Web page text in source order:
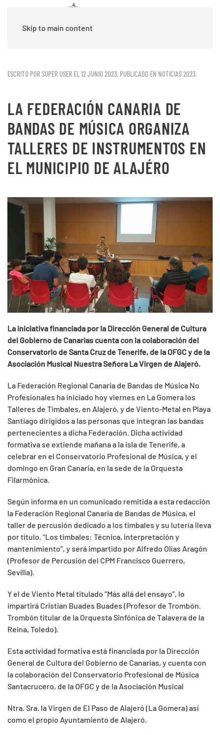
Skip to main content
ESCRITO POR SUPER USER EL12 JUNIO 2023. PUBLICADO EN NOTICIAS 2023.
LA FEDERACIÓN CANARIA DE
BANDAS DE MÚSICA ORGANIZA
TALLERES DE INSTRUMENTOS EN
EL MUNICIPIO DE ALAJÉRO
La iniciativa financiada por la Dirección General de Cultura
del Gobierno de Canarias cuenta con la colaboración del
Conservatorio de Santa Cruz de Tenerife, de la OFGC y de la
Asociación Musical Nuestra Señora La Virgen de Alajeró.
La Federación Regional Canaria de Bandas de Música No
Profesionales ha iniciado hoy viernes en La Gomera los
Talleres de Timbales, en Alajeró, y de Viento-Metal en Playa
Santiago dirigidos a las personas que integran las bandas
pertenecientes a dicha Federación. Dicha actividad
formativa se extiende mañana a la isla de Tenerife, a
celebrar en el Conservatorio Profesional de Música, y el
domingo en Gran Canaria, en la sede de la Orquesta
Filarmónica.
Según informa en un comunicado remitida a esta redacción
la Federación Regional Canaria de Bandas de Música, el
taller de percusión dedicado a los timbales y su lutería lleva
por título. “Los timbales: Técnica, interpretación y
mantenimiento”, y será impartido por Alfredo Olías Aragón
(Profesor de Percusión del CPM Francisco Guerrero,
Sevilla).
Y el de Viento Metal titulado “Más allá del ensayo”, lo
impartirá Cristian Buades Buades (Profesor de Trombón.
Trombón titular de la Orquesta Sinfónica de Talavera de la
Reina, Toledo).
Esta actividad formativa está financiada por la Dirección
General de Cultura del Gobierno de Canarias, y cuenta con
la colaboración del Conservatorio Profesional de Música
Santacrucero, de la OFGC y de la Asociación Musical
Ntra. Sra. la Virgen de El Paso de Alajeró (La Gomera) así
como el propio Ayuntamiento de Alajeró.